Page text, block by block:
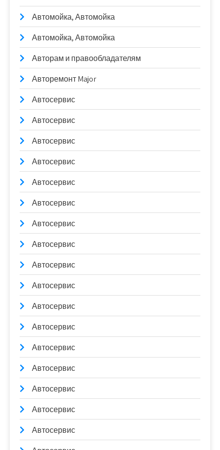
Автомойка, Автомойка
Автомойка, Автомойка
Авторам и правообладателям
Авторемонт Major
Автосервис
Автосервис
Автосервис
Автосервис
Автосервис
Автосервис
Автосервис
Автосервис
Автосервис
Автосервис
Автосервис
Автосервис
Автосервис
Автосервис
Автосервис
Автосервис
Автосервис